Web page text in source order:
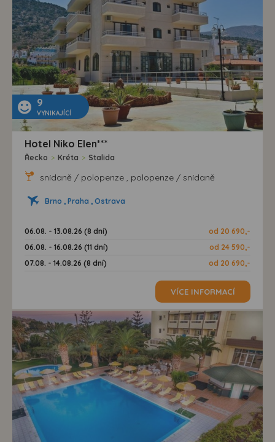
9
VYNIKAJÍCÍ
Hotel Niko Elen***
Řecko > Kréta > Stalida
snídaně / polopenze , polopenze / snídaně
Brno , Praha , Ostrava
06.08. - 13.08.26 (8 dní)
od 20 690,-
06.08. - 16.08.26 (11 dní)
od 24 590,-
07.08. - 14.08.26 (8 dní)
od 20 690,-
VÍCE INFORMACÍ